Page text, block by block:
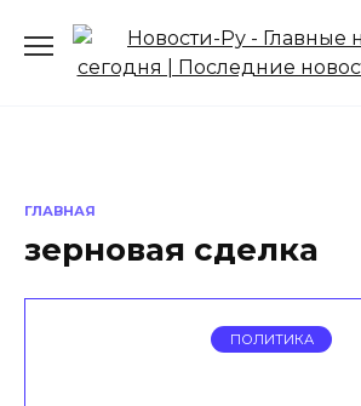
содержанию
ГЛАВНАЯ
зерновая сделка
ПОЛИТИКА